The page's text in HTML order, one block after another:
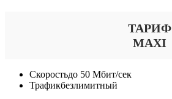
ТАРИФ
MAXI
Скоростьдо 50 Мбит/сек
Трафикбезлимитный